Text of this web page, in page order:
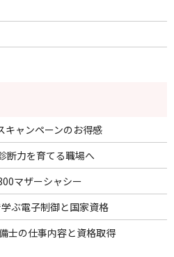
キャンペーンのお得感
断力を育てる職場へ
マザーシャシー
ぶ電子制御と国家資格
士の仕事内容と資格取得